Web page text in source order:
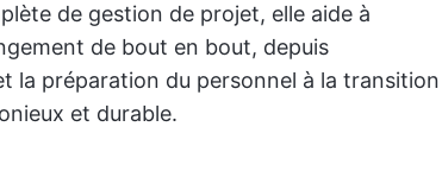
de gestion de projet, elle aide à
de bout en bout, depuis
la préparation du personnel à la transition
et durable.